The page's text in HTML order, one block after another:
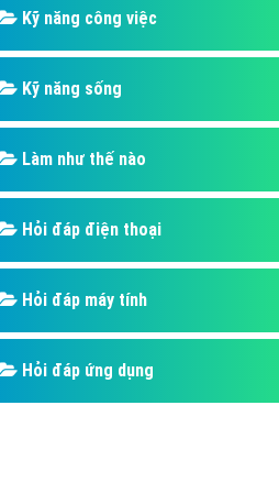
Kỹ năng công việc
Kỹ năng sống
Làm như thế nào
Hỏi đáp điện thoại
Hỏi đáp máy tính
Hỏi đáp ứng dụng